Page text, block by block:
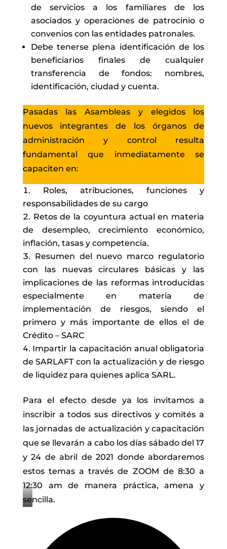
de servicios a los familiares de los
asociados y operaciones de patrocinio o
convenios con las entidades patronales.
Debe tenerse plena identificación de los
beneficiarios finales de cualquier
transferencia de fondos: nombres,
identificación, ciudad y cuenta.
Pasadas las Asambleas y elegidos los
nuevos integrantes de los órganos de
administración y control resulta
fundamental que inmediatamente se
capaciten en:
Roles, atribuciones, funciones y
responsabilidades de su cargo
Retos de la coyuntura actual en materia
de desempleo, crecimiento económico,
inflación, tasas y competencia.
Resumen del nuevo marco regulatorio
con las nuevas circulares básicas y las
implicaciones de las reformas introducidas
especialmente en materia de
implementación de riesgos, siendo el
primero y más importante de ellos el de
Crédito – SARC
Impartir la capacitación anual obligatoria
de SARLAFT con la actualización y de riesgo
de liquidez para quienes aplica SARL.
Para el efecto desde ya los invitamos a
inscribir a todos sus directivos y comités a
las jornadas de actualización y capacitación
que se llevarán a cabo los días sábado del 17
y 24 de abril de 2021 donde abordaremos
estos temas a través de ZOOM de 8:30 a
12:30 am de manera práctica, amena y
sencilla.
Diego
Betancour